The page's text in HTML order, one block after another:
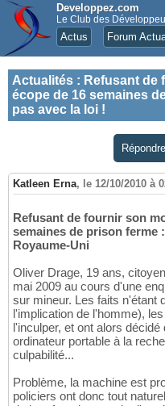
Developpez.com
Le Club des
Actus Forum
Actualités : Refusant de
écope de 16 semaines
pas avec la loi !
Katleen Erna, le 12/10/2010 à
Refusant de fournir son
semaines de prison ferme
Royaume-Uni
Oliver Drage, 19 ans,
mai 2009 au cours d'une
sur mineur. Les faits n'étant
l'implication de l'homme),
l'inculper, et ont alors
ordinateur portable à la
culpabilité...
Problème, la machine est
policiers ont donc tout